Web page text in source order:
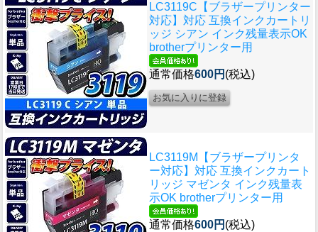
LC3119C【ブラザープリンター
対応】対応 互換インクカートリ
ッジ シアン インク残量表示OK
brotherプリンター用
通常価格600円 (税込)
LC3119M【ブラザープリンタ
ー対応】対応 互換インクカート
リッジ マゼンタ インク残量表
示OK brotherプリンター用
通常価格600円 (税込)